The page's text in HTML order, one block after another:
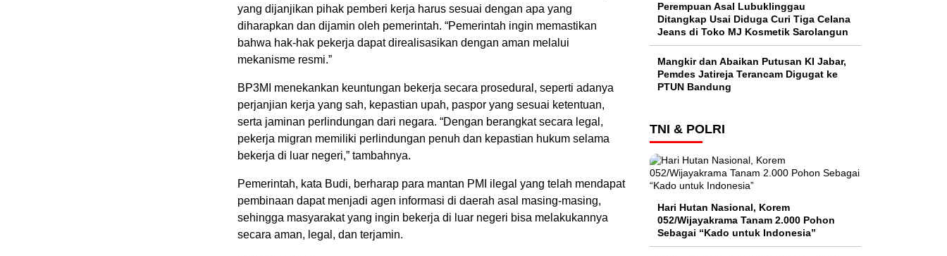
yang dijanjikan pihak pemberi kerja harus sesuai dengan apa yang
diharapkan dan dijamin oleh pemerintah. “Pemerintah ingin memastikan
bahwa hak-hak pekerja dapat direalisasikan dengan aman melalui
mekanisme resmi.”
BP3MI menekankan keuntungan bekerja secara prosedural, seperti adanya
perjanjian kerja yang sah, kepastian upah, paspor yang sesuai ketentuan,
serta jaminan perlindungan dari negara. “Dengan berangkat secara legal,
pekerja migran memiliki perlindungan penuh dan kepastian hukum selama
bekerja di luar negeri,” tambahnya.
Pemerintah, kata Budi, berharap para mantan PMI ilegal yang telah mendapat
pembinaan dapat menjadi agen informasi di daerah asal masing-masing,
sehingga masyarakat yang ingin bekerja di luar negeri bisa melakukannya
secara aman, legal, dan terjamin.
Perempuan Asal Lubuklinggau
Ditangkap Usai Diduga Curi Tiga Celana
Jeans di Toko MJ Kosmetik Sarolangun
Mangkir dan Abaikan Putusan KI Jabar,
Pemdes Jatireja Terancam Digugat ke
PTUN Bandung
TNI & POLRI
Hari Hutan Nasional, Korem
052/Wijayakrama Tanam 2.000 Pohon
Sebagai “Kado untuk Indonesia”